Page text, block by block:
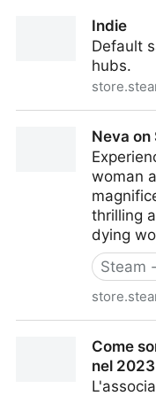
Indie
Default
hubs.
Neva on
woman
thrilling
dying
Steam
Come
nel 2023